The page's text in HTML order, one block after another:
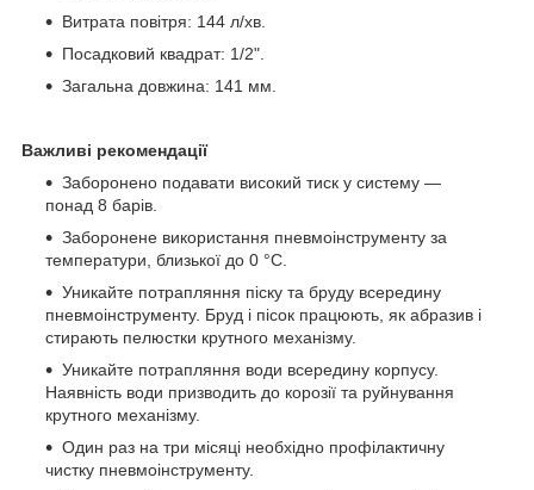
Витрата повітря: 144 л/хв.
Посадковий квадрат: 1/2".
Загальна довжина: 141 мм.
Важливі рекомендації
Заборонено подавати високий тиск у систему —
понад 8 барів.
Заборонене використання пневмоінструменту за
температури, близької до 0 °C.
Уникайте потрапляння піску та бруду всередину
пневмоінструменту. Бруд і пісок працюють, як абразив і
стирають пелюстки крутного механізму.
Уникайте потрапляння води всередину корпусу.
Наявність води призводить до корозії та руйнування
крутного механізму.
Один раз на три місяці необхідно профілактичну
чистку пневмоінструменту.